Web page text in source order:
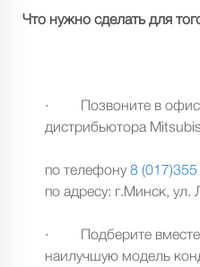
Что нужно сделать для
· Позвоните в офис
дистрибьютора
по телефону 8
по адресу: г.Минск,
· Подберите вместе
наилучшую модель